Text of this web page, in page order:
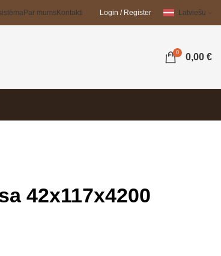
Par mumsKontakti Login / Register Latviešu
0 0,00 €
42x117x4200